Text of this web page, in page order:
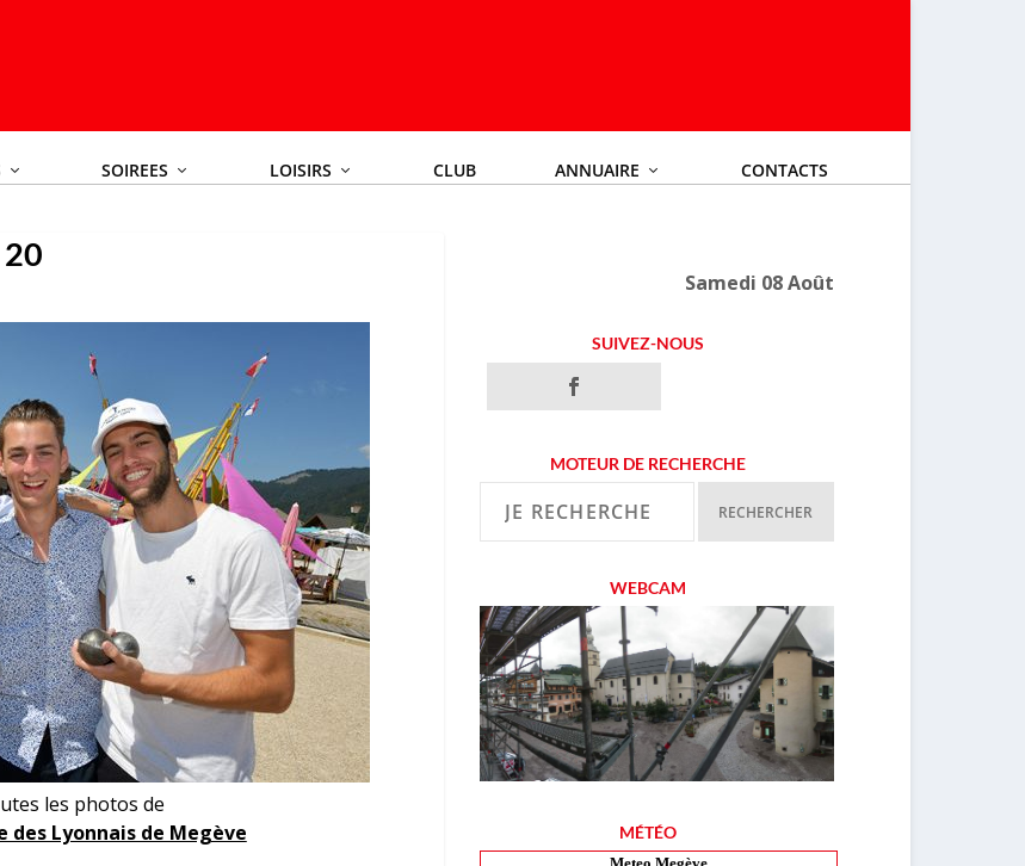
SOIREES LOISIRS CLUB ANNUAIRE CONTACTS
20
les photos de
des Lyonnais de Megève
Samedi 08 Août
SUIVEZ-NOUS
MOTEUR DE RECHERCHE
WEBCAM
MÉTÉO